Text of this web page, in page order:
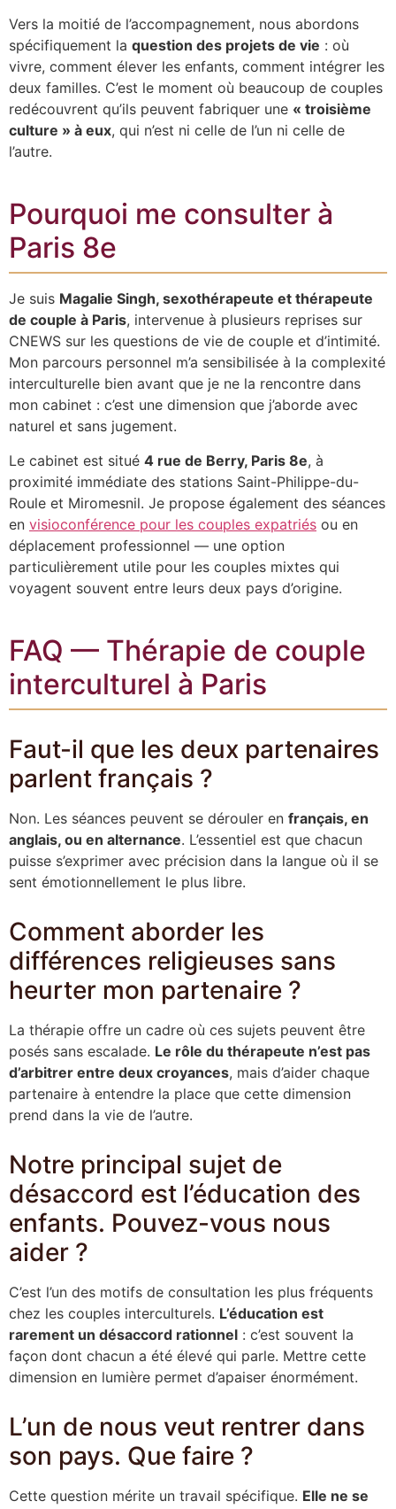
Vers la moitié de l’accompagnement, nous abordons
spécifiquement la question des projets de vie : où
vivre, comment élever les enfants, comment intégrer les
deux familles. C’est le moment où beaucoup de couples
redécouvrent qu’ils peuvent fabriquer une « troisième
culture » à eux, qui n’est ni celle de l’un ni celle de
l’autre.
Pourquoi me consulter à
Paris 8e
Je suis Magalie Singh, sexothérapeute et thérapeute
de couple à Paris, intervenue à plusieurs reprises sur
CNEWS sur les questions de vie de couple et d’intimité.
Mon parcours personnel m’a sensibilisée à la complexité
interculturelle bien avant que je ne la rencontre dans
mon cabinet : c’est une dimension que j’aborde avec
naturel et sans jugement.
Le cabinet est situé 4 rue de Berry, Paris 8e, à
proximité immédiate des stations Saint-Philippe-du-
Roule et Miromesnil. Je propose également des séances
en visioconférence pour les couples expatriés ou en
déplacement professionnel — une option
particulièrement utile pour les couples mixtes qui
voyagent souvent entre leurs deux pays d’origine.
FAQ — Thérapie de couple
interculturel à Paris
Faut-il que les deux partenaires
parlent français ?
Non. Les séances peuvent se dérouler en français, en
anglais, ou en alternance. L’essentiel est que chacun
puisse s’exprimer avec précision dans la langue où il se
sent émotionnellement le plus libre.
Comment aborder les
différences religieuses sans
heurter mon partenaire ?
La thérapie offre un cadre où ces sujets peuvent être
posés sans escalade. Le rôle du thérapeute n’est pas
d’arbitrer entre deux croyances, mais d’aider chaque
partenaire à entendre la place que cette dimension
prend dans la vie de l’autre.
Notre principal sujet de
désaccord est l’éducation des
enfants. Pouvez-vous nous
aider ?
C’est l’un des motifs de consultation les plus fréquents
chez les couples interculturels. L’éducation est
rarement un désaccord rationnel : c’est souvent la
façon dont chacun a été élevé qui parle. Mettre cette
dimension en lumière permet d’apaiser énormément.
L’un de nous veut rentrer dans
son pays. Que faire ?
Cette question mérite un travail spécifique. Elle ne se